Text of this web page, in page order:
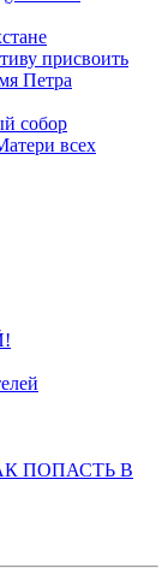
присвоить
Петра
собор
всех
ПОПАСТЬ В